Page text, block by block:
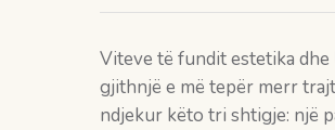
Viteve të fundit estetika
gjithnjë e më tepër merr
ndjekur këto tri shtigje: një